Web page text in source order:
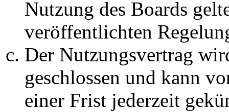
Nutzung des Boards
veröffentlichten
Der Nutzungsvertrag
geschlossen und kann
einer Frist jederzeit